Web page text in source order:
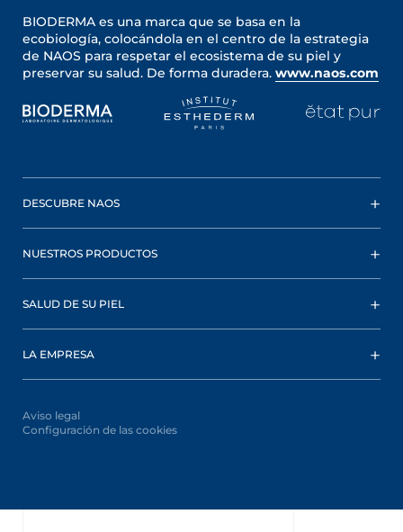
BIODERMA es una marca que se basa en la
ecobiología, colocándola en el centro de la estrategia
de NAOS para respetar el ecosistema de su piel y
preservar su salud. De forma duradera. www.naos.com
DESCUBRE NAOS
NUESTROS PRODUCTOS
SALUD DE SU PIEL
LA EMPRESA
Aviso legal
Configuración de las cookies